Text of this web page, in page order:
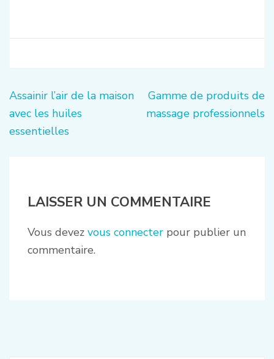
Navigation
de
l’article
Assainir l’air de la maison
avec les huiles
essentielles
Gamme de produits de
massage professionnels
LAISSER UN COMMENTAIRE
Vous devez vous connecter pour publier un
commentaire.